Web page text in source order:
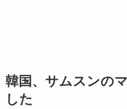
韓国、サムスンの
した